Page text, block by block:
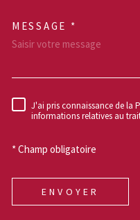
MESSAGE *
J'ai pris connaissance de la
informations relatives au
* Champ obligatoire
ENVOYER